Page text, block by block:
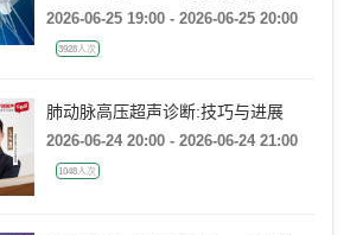
2026-06-25 19:00 - 2026-06-25 20:00
3928人次
肺动脉高压超声诊断:技巧与进展
2026-06-24 20:00 - 2026-06-24 21:00
1048人次